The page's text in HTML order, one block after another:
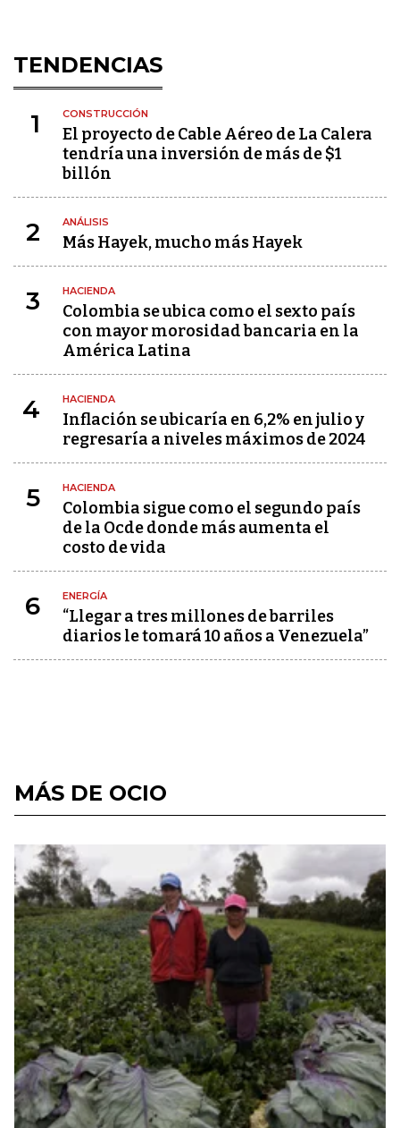
TENDENCIAS
1 CONSTRUCCIÓN
El proyecto de Cable Aéreo de La Calera
tendría una inversión de más de $1
billón
2 ANÁLISIS
Más Hayek, mucho más Hayek
3 HACIENDA
Colombia se ubica como el sexto país
con mayor morosidad bancaria en la
América Latina
4 HACIENDA
Inflación se ubicaría en 6,2% en julio y
regresaría a niveles máximos de 2024
5 HACIENDA
Colombia sigue como el segundo país
de la Ocde donde más aumenta el
costo de vida
6 ENERGÍA
“Llegar a tres millones de barriles
diarios le tomará 10 años a Venezuela”
MÁS DE OCIO